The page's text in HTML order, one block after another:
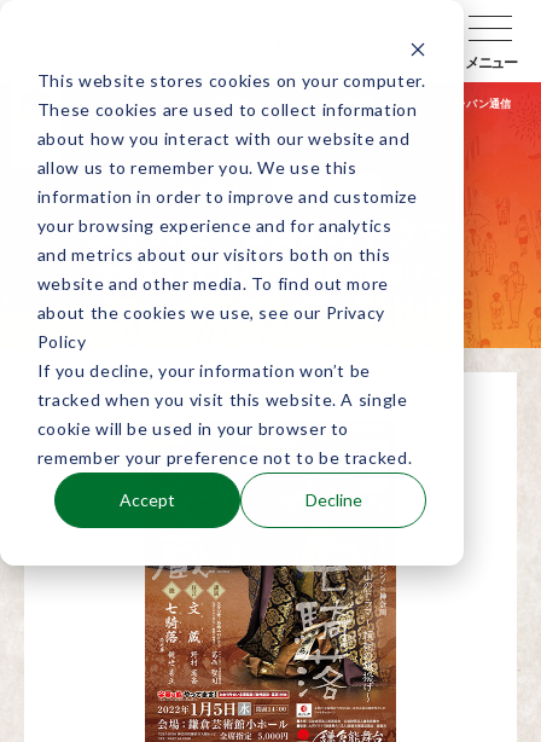
This website stores cookies on your computer.
These cookies are used to collect information
about how you interact with our website and
allow us to remember you. We use this
information in order to improve and customize
your browsing experience and for analytics
and metrics about our visitors both on this
website and other media. To find out more
about the cookies we use, see our Privacy
Policy
If you decline, your information won’t be
tracked when you visit this website. A single
cookie will be used in your browser to
remember your preference not to be tracked.
Accept Decline
メニュー
コンセプト 公演検索 公演会場検索 キャラバン通信
公演終了 関東
父子の愛 - 石橋山のドラマ
大河ドラマに因んで ～頼朝の旗揚げ～